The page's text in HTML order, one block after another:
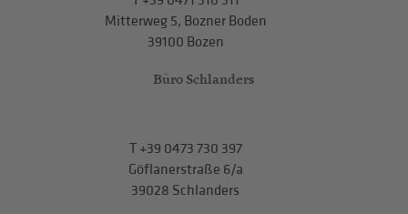
Mitterweg 5, Bozner Boden
39100 Bozen
Büro Schlanders
T+39 0473 730 397
Göflanerstraße 6/a
39028 Schlanders